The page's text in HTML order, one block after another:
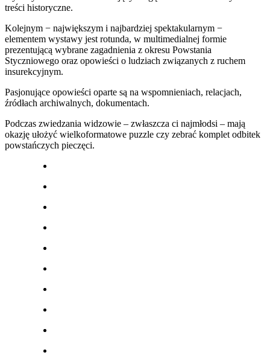
treści historyczne.
Kolejnym − największym i najbardziej spektakularnym −
elementem wystawy jest rotunda, w multimedialnej formie
prezentującą wybrane zagadnienia z okresu Powstania
Styczniowego oraz opowieści o ludziach związanych z ruchem
insurekcyjnym.
Pasjonujące opowieści oparte są na wspomnieniach, relacjach,
źródłach archiwalnych, dokumentach.
Podczas zwiedzania widzowie – zwłaszcza ci najmłodsi – mają
okazję ułożyć wielkoformatowe puzzle czy zebrać komplet odbitek
powstańczych pieczęci.